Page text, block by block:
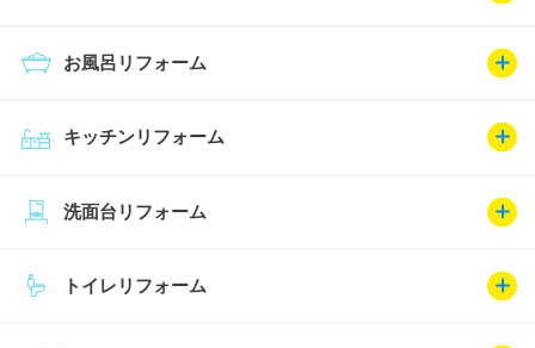
キッチンリフォーム
お風呂リフォーム
トイレリフォーム
洗面台リフォーム